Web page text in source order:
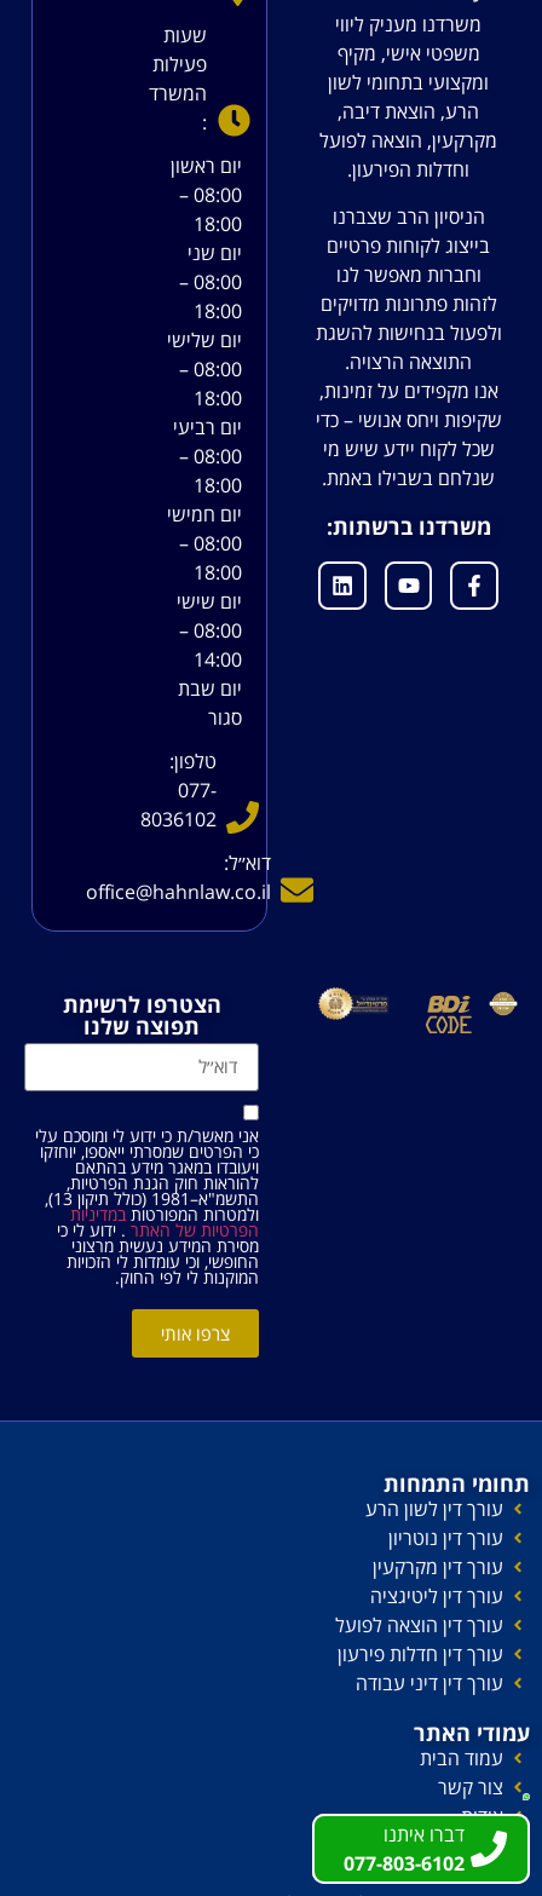
דברו איתנו
077-803-6102
משרדנו מעניק ליווי
משפטי אישי, מקיף
ומקצועי בתחומי לשון
הרע, הוצאת דיבה,
מקרקעין, הוצאה לפועל
וחדלות הפירעון.
הניסיון הרב שצברנו
בייצוג לקוחות פרטיים
וחברות מאפשר לנו
לזהות פתרונות מדויקים
ולפעול בנחישות להשגת
התוצאה הרצויה.
אנו מקפידים על זמינות,
שקיפות ויחס אנושי – כדי
שכל לקוח יידע שיש מי
שנלחם בשבילו באמת.
משרדנו ברשתות:
שעות
פעילות
המשרד
:
יום ראשון
08:00 –
18:00
יום שני
08:00 –
18:00
יום שלישי
08:00 –
18:00
יום רביעי
08:00 –
18:00
יום חמישי
08:00 –
18:00
יום שישי
08:00 –
14:00
יום שבת
סגור
טלפון:
077-
8036102
דוא׳׳ל:
office@hahnlaw.co.il
הצטרפו לרשימת
תפוצה שלנו
אני מאשר/ת כי ידוע לי ומוסכם עלי
כי הפרטים שמסרתי ייאספו, יוחזקו
ויעובדו במאגר מידע בהתאם
להוראות חוק הגנת הפרטיות,
התשמ"א–1981 (כולל תיקון 13),
ולמטרות המפורטותבמדיניות
הפרטיות של האתר . ידוע לי כי
מסירת המידע נעשית מרצוני
החופשי, וכי עומדות לי הזכויות
המוקנות לי לפי החוק.
צרפו אותי
תחומי התמחות
עורך דין לשון הרע
עורך דין נוטריון
עורך דין מקרקעין
עורך דין ליטיגציה
עורך דין הוצאה לפועל
עורך דין חדלות פירעון
עורך דין דיני עבודה
עמודי האתר
עמוד הבית
צור קשר
אודות
כתבו עלינו
כתבי תביעה
דברו איתנו
077-803-6102